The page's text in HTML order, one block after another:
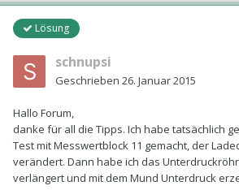
Lösung
schnupsi
Geschrieben 26. Januar 2015
Hallo Forum,
danke für all die Tipps. Ich habe tatsächlich
Test mit Messwertblock 11 gemacht, der
verändert. Dann habe ich das
verlängert und mit dem Mund Unterdruck